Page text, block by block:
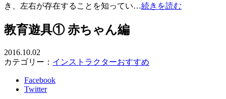
き、左右が存在することを知ってい…続きを読む
教育遊具① 赤ちゃん編
2016.10.02
カテゴリー： インストラクターおすすめ
Facebook
Twitter